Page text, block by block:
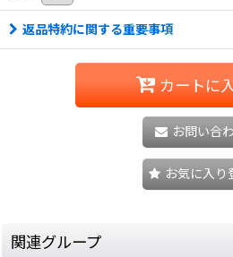
返品特約に関する重要事項
カートに
お問い合
お気に入り
関連グループ